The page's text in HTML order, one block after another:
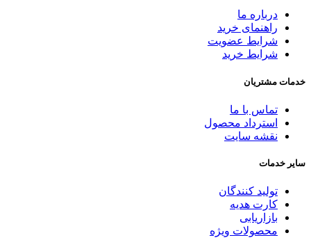
درباره ما
راهنمای خرید
شرایط عضویت
شرایط خرید
خدمات مشتریان
تماس با ما
استرداد محصول
نقشه سایت
سایر خدمات
تولید کنندگان
کارت هدیه
بازاریابی
محصولات ویژه